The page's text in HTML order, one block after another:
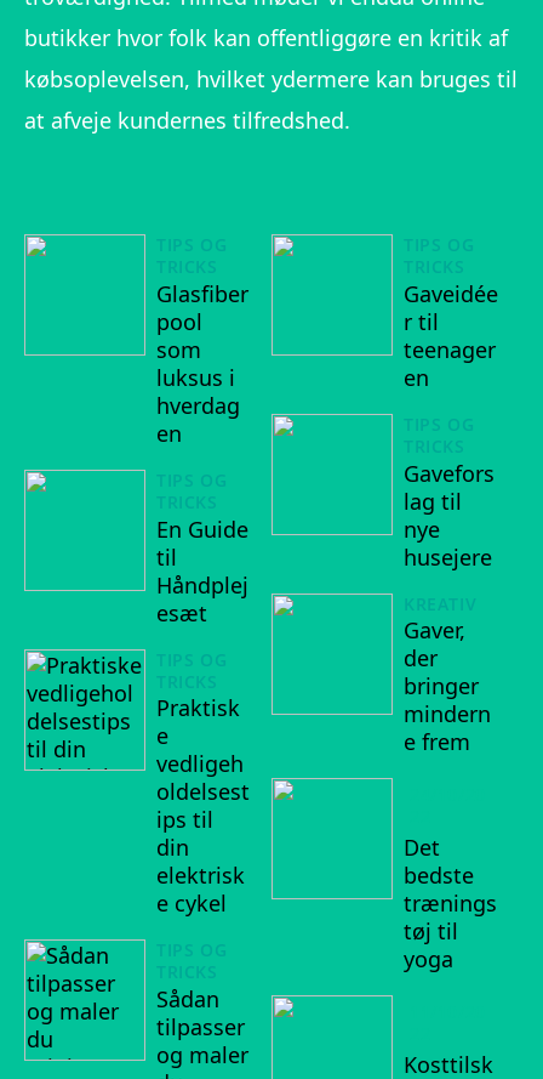
butikker hvor folk kan offentliggøre en kritik af
købsoplevelsen, hvilket ydermere kan bruges til
at afveje kundernes tilfredshed.
TIPS OG
TRICKS
Glasfiber
pool
som
luksus i
hverdag
en
TIPS OG
TRICKS
En Guide
til
Håndplej
esæt
TIPS OG
TRICKS
Praktisk
e
vedligeh
oldelsest
ips til
din
elektrisk
e cykel
TIPS OG
TRICKS
Sådan
tilpasser
og maler
TIPS OG
TRICKS
Gaveidée
r til
teenager
en
TIPS OG
TRICKS
Gavefors
lag til
nye
husejere
KREATIV
Gaver,
der
bringer
mindern
e frem
Det
bedste
trænings
tøj til
yoga
Kosttilsk